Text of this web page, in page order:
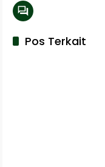
Pos Terkait